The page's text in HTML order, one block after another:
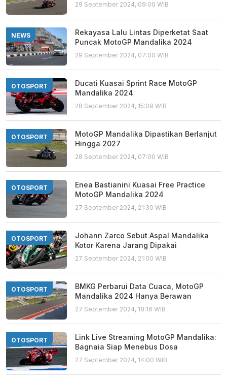
29 September 2024, 09:00 WIB
NEWS
Rekayasa Lalu Lintas Diperketat Saat
Puncak MotoGP Mandalika 2024
29 September 2024, 07:00 WIB
OTOSPORT
Ducati Kuasai Sprint Race MotoGP
Mandalika 2024
28 September 2024, 15:09 WIB
OTOSPORT
MotoGP Mandalika Dipastikan Berlanjut
Hingga 2027
28 September 2024, 07:00 WIB
OTOSPORT
Enea Bastianini Kuasai Free Practice
MotoGP Mandalika 2024
27 September 2024, 21:30 WIB
OTOSPORT
Johann Zarco Sebut Aspal Mandalika
Kotor Karena Jarang Dipakai
27 September 2024, 21:00 WIB
OTOSPORT
BMKG Perbarui Data Cuaca, MotoGP
Mandalika 2024 Hanya Berawan
27 September 2024, 18:16 WIB
OTOSPORT
Link Live Streaming MotoGP Mandalika:
Bagnaia Siap Menebus Dosa
27 September 2024, 14:00 WIB